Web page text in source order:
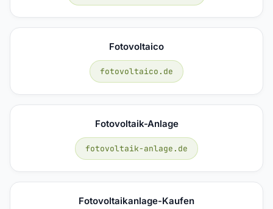
Fotovoltaico
fotovoltaico.de
Fotovoltaik-Anlage
fotovoltaik-anlage.de
Fotovoltaikanlage-Kaufen